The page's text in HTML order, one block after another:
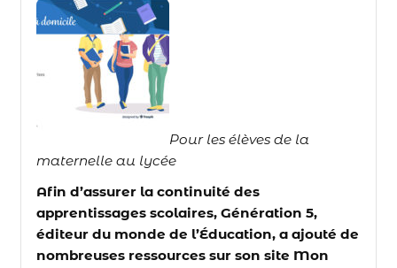
Pour les élèves de la
maternelle au lycée
Afin d’assurer la continuité des
apprentissages scolaires, Génération 5,
éditeur du monde de l’Éducation, a ajouté de
nombreuses ressources sur son site Mon